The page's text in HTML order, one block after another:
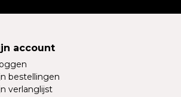
account
bestellingen
verlanglijst